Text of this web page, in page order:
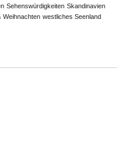
Sehenswürdigkeiten Skandinavien
Weihnachten westliches Seenland